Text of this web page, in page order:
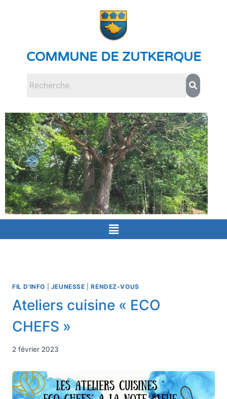
COMMUNE DE ZUTKERQUE
FIL D'INFO JEUNESSE |RENDEZ-VOUS
Ateliers cuisine « ECO
CHEFS »
2 février 2023